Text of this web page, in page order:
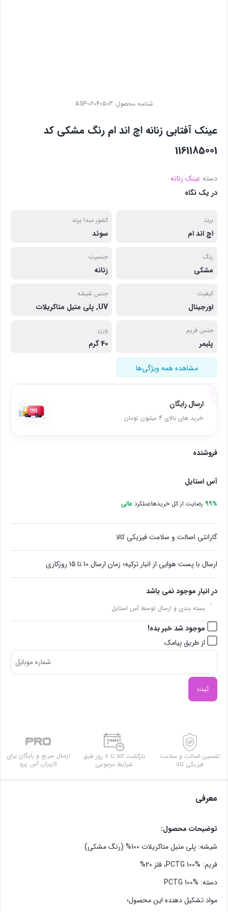
شناسه محصول:ASP-02040503
عینک آفتابی زنانه اچ اند ام رنگ مشکی کد
1161185001
دسته:عینک زنانه
در یک نگاه
برند
اچ اند ام
کشور مبدا برند
سوئد
رنگ
مشکی
جنسیت
زنانه
کیفیت
اورجینال
جنس شیشه
UV, پلی متیل متاکریلات
جنس فریم
پلیمر
وزن
40 گرم
مشاهده همه ویژگی‌ها
ارسال رایگان
خرید های بالای 4 میلیون تومان
فروشنده
آس استایل
99% رضایت از کل خریدهاعملکرد عالی
گارانتی اصالت و سلامت فیزیکی کالا
ارسال با پست هوایی از انبار ترکیه؛ زمان ارسال 10 تا 15 روزکاری
در انبار موجود نمی باشد
بسته بندی و ارسال توسط آس استایل
موجود شد خبر بده!
از طریق پیامک
ثبت
تضمین اصالت و سلامت
فیزیکی کالا
بازگشت کالا تا ۷ روز طبق
شرایط مرجوعی
ارسال سریع و رایگان برای
کاربران آس پرو
معرفی
توضیحات محصول:
شیشه: پلی متیل متاکریلات 100% (رنگ مشکی)
فریم: PCTG 100%، فلز 20%
دسته: PCTG 100%
مواد تشکیل دهنده این محصول؛